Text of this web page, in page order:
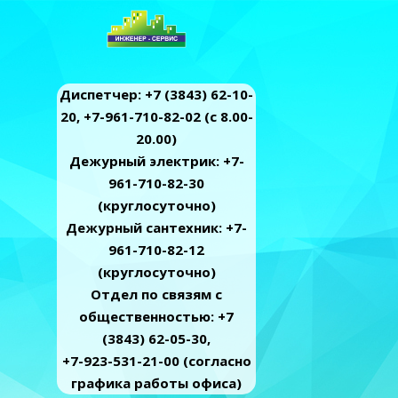
Диспетчер: +7 (3843) 62-10-
20, +7-961-710-82-02 (c 8.00-
20.00)
Дежурный электрик: +7-
961-710-82-30
(круглосуточно)
Дежурный сантехник: +7-
961-710-82-12
(круглосуточно)
Отдел по связям с
общественностью: +7
(3843) 62-05-30,
+7-923-531-21-00 (согласно
графика работы офиса)